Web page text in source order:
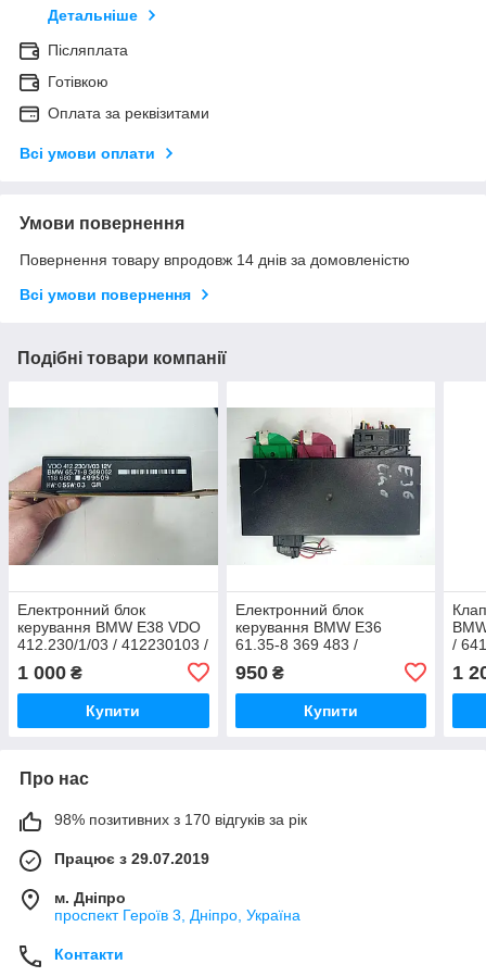
Детальніше
Післяплата
Готівкою
Оплата за реквізитами
Всі умови оплати
Умови повернення
Повернення товару впродовж 14 днів за домовленістю
Всі умови повернення
Подібні товари компанії
Електронний блок
керування BMW E38 VDO
412.230/1/03 / 412230103 /
64718369062 / 118 680 /
118680 / 499509
1 000 ₴
Купити
Електронний блок
керування BMW E36
61.35-8 369 483 /
61358369483 / 109 110 /
109110
950₴
Купити
/
1
Про нас
98% позитивних з 170 відгуків за рік
Працює з 29.07.2019
м. Дніпро
проспект Героїв 3, Дніпро, Україна
Контакти